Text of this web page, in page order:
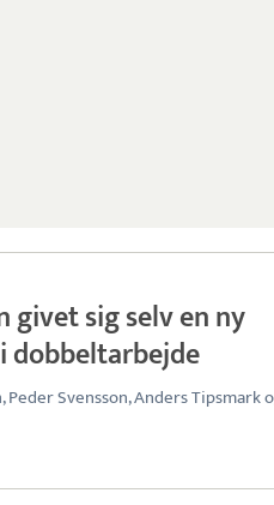
givet sig selv en ny
dobbeltarbejde
Peder Svensson, Anders Tipsmark